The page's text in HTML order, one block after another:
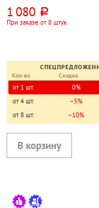
1 080 руб.
При заказе от 8 штук
Кол-во
Скидка
от 1 шт. 0%
от 4 шт.
−5%
от 8 шт.
−10%